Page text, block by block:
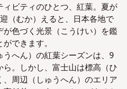
ビティのひとつ、紅葉。夏が
（むか）えると、日本各地で
色づく光景（こうけい）を鑑
できます。
へん）の紅葉シーズンは、9
。しかし、富士山は標高（ひ
周辺（しゅうへん）のエリア